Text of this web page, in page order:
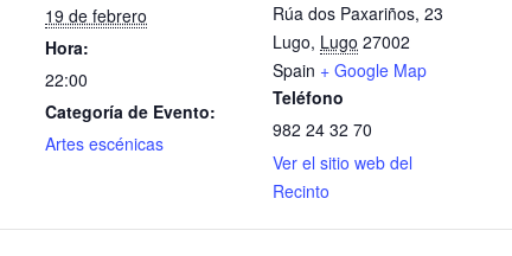
19 de febrero
Hora:
22:00
Categoría de Evento:
Artes escénicas
Rúa dos Paxariños, 23
Lugo, Lugo 27002
Spain + Google Map
Teléfono
982 24 32 70
Ver el sitio web del
Recinto